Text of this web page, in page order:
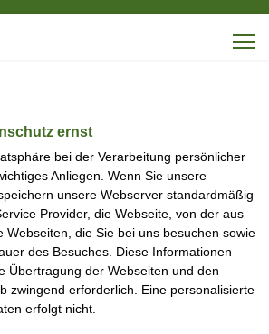
ernst
bei der Verarbeitung persönlicher
Anliegen. Wenn Sie unsere
unsere Webserver standardmäßig
Provider, die Webseite, von der aus
Webseiten, die Sie bei uns besuchen sowie
des Besuches. Diese Informationen
Übertragung der Webseiten und den
zwingend erforderlich. Eine personalisierte
erfolgt nicht.